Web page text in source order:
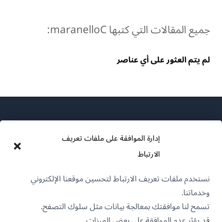
إدارة الموافقة على ملفات تعريف
الارتباط
نستخدم ملفات تعريف الارتباط لتحسين موقعنا الإلكتروني
وخدماتنا.
تسمح لنا موافقتك بمعالجة بيانات مثل سلوك التصفح.
جميع المقالات التي كتبها maranelloC:
لم يتم العثور على أي عناصر
سياسة GDPR والخصوصية
انضم إلى فريقنا (يفتح